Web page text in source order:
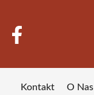
Kontakt O Nas